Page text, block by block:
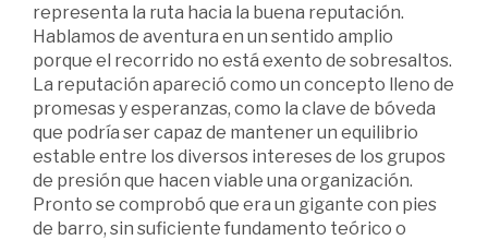
representa la ruta hacia la buena reputación.
Hablamos de aventura en un sentido amplio
porque el recorrido no está exento de sobresaltos.
La reputación apareció como un concepto lleno de
promesas y esperanzas, como la clave de bóveda
que podría ser capaz de mantener un equilibrio
estable entre los diversos intereses de los grupos
de presión que hacen viable una organización.
Pronto se comprobó que era un gigante con pies
de barro, sin suficiente fundamento teórico o